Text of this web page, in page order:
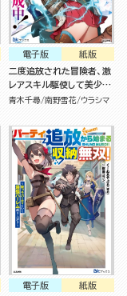
紙版
電子版
二度追放された冒険者、激
レアスキル駆使して美少女
軍団を育成中！
青木千尋 南野雪花 ウラシマ
紙版
電子版